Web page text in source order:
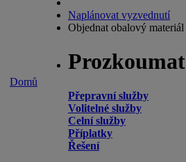
Domů
Naplánovat vyzvednutí
Objednat obalový materiál
Prozkoumat
Přepravní služby
Volitelné služby
Celní služby
Příplatky
Řešení